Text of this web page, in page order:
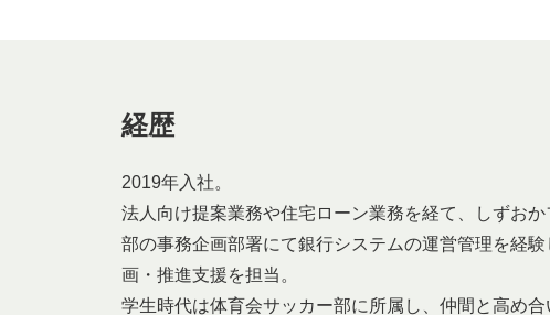
経歴
2019年入社。
法人向け提案業務や住宅ローン業務を経て、しずお
部の事務企画部署にて銀行システムの運営管理を経
画・推進支援を担当。
学生時代は体育会サッカー部に所属し、仲間と高め